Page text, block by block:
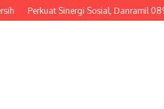
Sinergi Sosial, Danramil 089/20